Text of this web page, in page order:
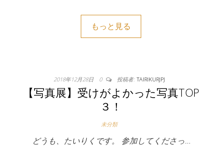
もっと見る
2018年12月28日 0 投稿者: TAIRIKURJPJ
【写真展】受けがよかった写真TOP
３！
未分類
どうも、たいりくです。 参加してくださっ…